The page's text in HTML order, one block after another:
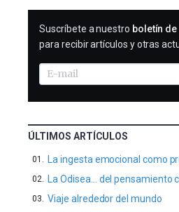
SUSCRIBIRME
Suscríbete a nuestro boletín
para recibir artículos y otras
ÚLTIMOS ARTÍCULOS
La ingesta emocional como
La Odisea… del pensamiento
Viaje alrededor del mundo